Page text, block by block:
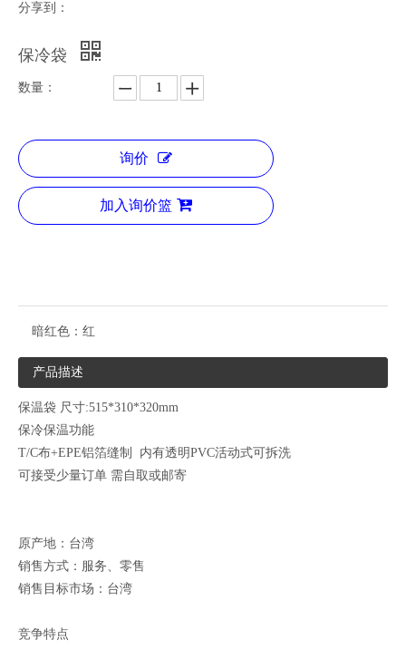
分享到：
保冷袋
数量：
询价
加入询价篮
暗红色： 红
产品描述
保温袋 尺寸:515*310*320mm
保冷保温功能
T/C布+EPE铝箔缝制 内有透明PVC活动式可拆洗
可接受少量订单 需自取或邮寄
原产地：台湾
销售方式：服务、零售
销售目标市场：台湾
竞争特点